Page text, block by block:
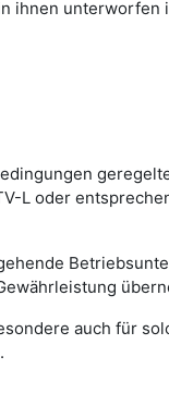
ihnen unterworfen
L oder
auch für